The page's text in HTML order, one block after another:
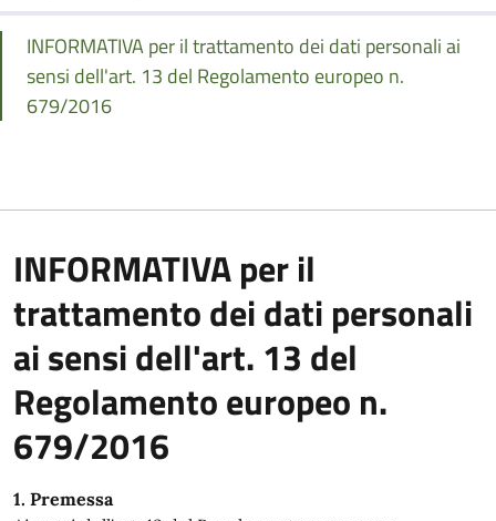
INFORMATIVA per il trattamento dei dati personali ai
sensi dell'art. 13 del Regolamento europeo n.
679/2016
INFORMATIVA per il
trattamento dei dati personali
ai sensi dell'art. 13 del
Regolamento europeo n.
679/2016
1. Premessa